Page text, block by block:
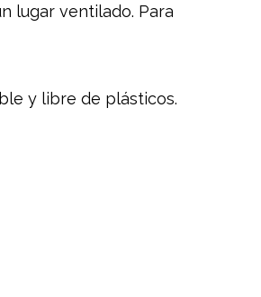
lugar ventilado. Para
y libre de plásticos.